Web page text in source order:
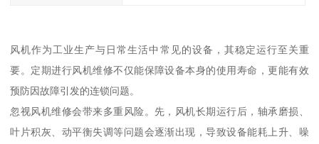
风机作为工业生产与日常生活中常见的设备，其稳定运行至关重
要。定期进行风机维修不仅能保障设备本身的使用寿命，更能有效
预防因故障引发的连锁问题。
忽视风机维修会带来多重风险。先，风机长期运行后，轴承磨损、
叶片积灰、动平衡失调等问题会逐渐出现，导致设备能耗上升、噪